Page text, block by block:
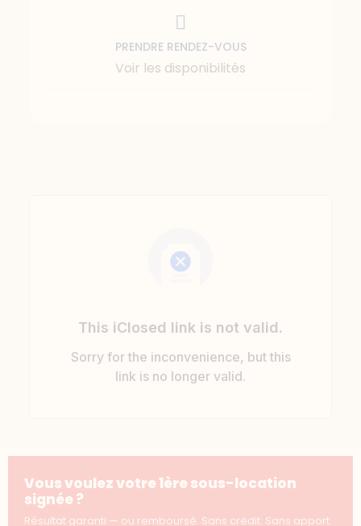
PRENDRE RENDEZ-VOUS
Voir les disponibilités
Vous voulez votre 1ère sous-location
signée ?
Résultat garanti — ou remboursé. Sans crédit. Sans apport.